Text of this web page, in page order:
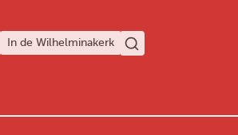
In de Wilhelminakerk